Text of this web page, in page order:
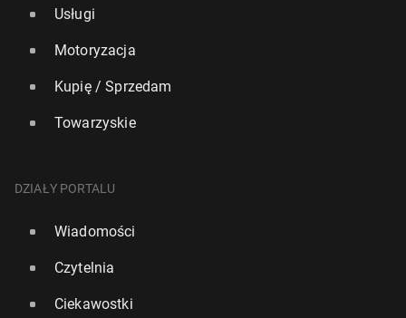
Usługi
Motoryzacja
Kupię / Sprzedam
Towarzyskie
DZIAŁY PORTALU
Wiadomości
Czytelnia
Ciekawostki